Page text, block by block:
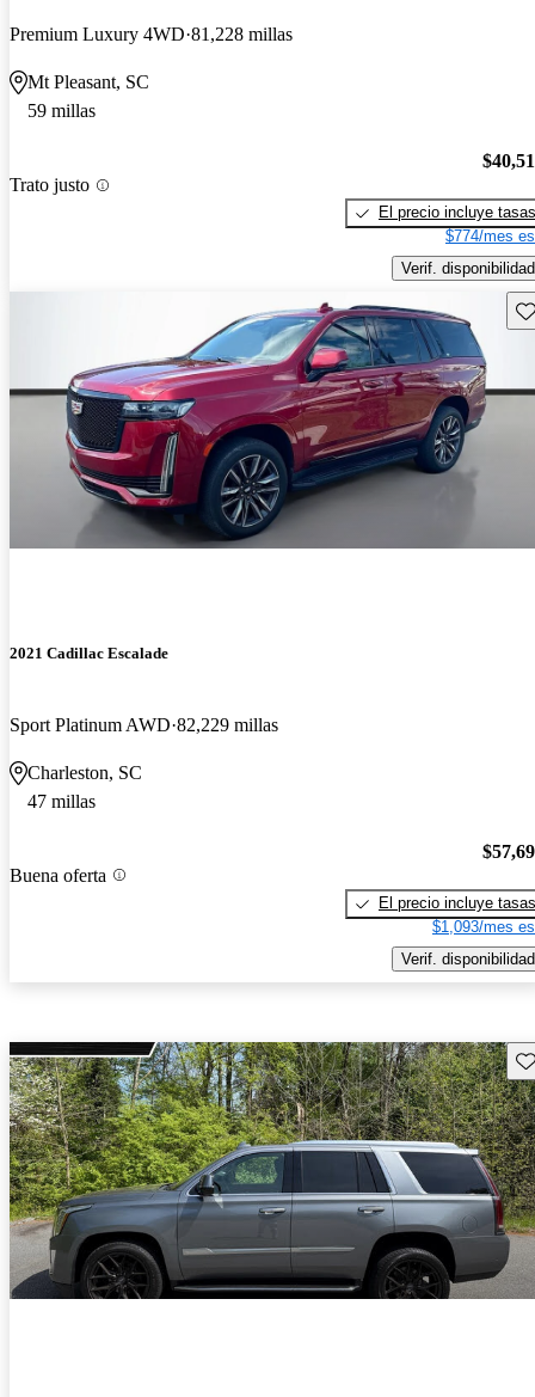
Premium Luxury 4WD 81,228 millas
Mt Pleasant, SC
59 millas
Trato justo
El precio incluye tasas
$774/mes
Verif. disponibilidad
2021 Cadillac Escalade
Sport Platinum AWD 82,229 millas
Charleston, SC
47 millas
Buena oferta
El precio incluye tasas
$1,093/mes
Verif. disponibilidad